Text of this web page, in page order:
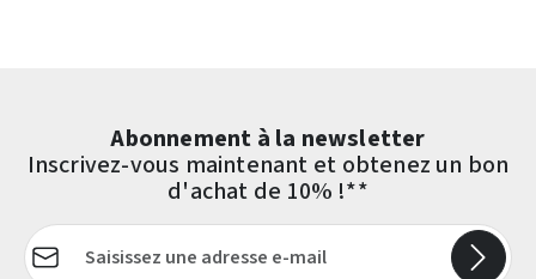
Abonnement à la newsletter
Inscrivez-vous maintenant et obtenez un bon
d'achat de 10% !**
Adresse e-mail*